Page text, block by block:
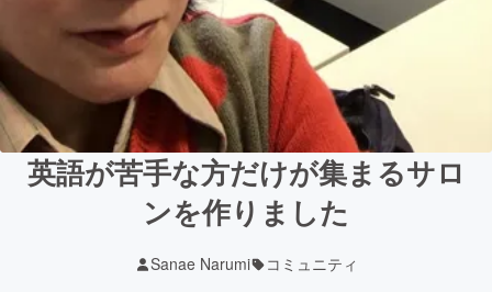
英語が苦手な方だけが集まるサロ
ンを作りました
Sanae Narumi コミュニティ